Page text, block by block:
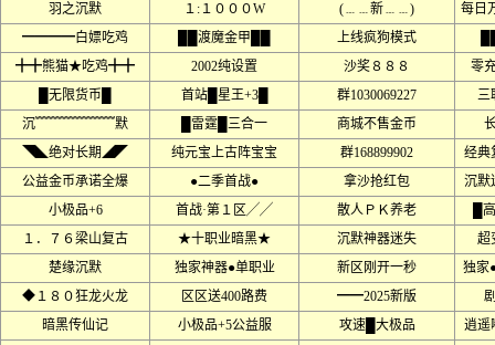
羽之沉默
１:１０００W (﹍﹍新﹍﹍)
每日
━━━━白嫖吃鸡
██渡魔金甲██ 上线疯狗模式
╋╋熊猫★吃鸡╋╋
2002纯设置 沙奖８８８
零
█无限货币█
首站█星王+3█ 群1030069227
三
沉﹌﹌﹌﹌﹌﹌默
█雷霆█三合一 商城不售金币
◥◣绝对长期◢◤
纯元宝上古阵宝宝 群168899902
经典
公益金币承诺全爆
●二季首战● 拿沙抢红包
沉默
小极品+6
首战·第１区╱╱ 散人ＰＫ养老
█
１．７６梁山复古
★十职业暗黑★ 沉默神器迷失
超
楚缘沉默
独家神器●单职业 新区刚开一秒
独家
◆１８０狂龙火龙
区区送400路费 ━━2025新版
暗黑传仙记
小极品+5公益服 攻速█大极品
逍遥